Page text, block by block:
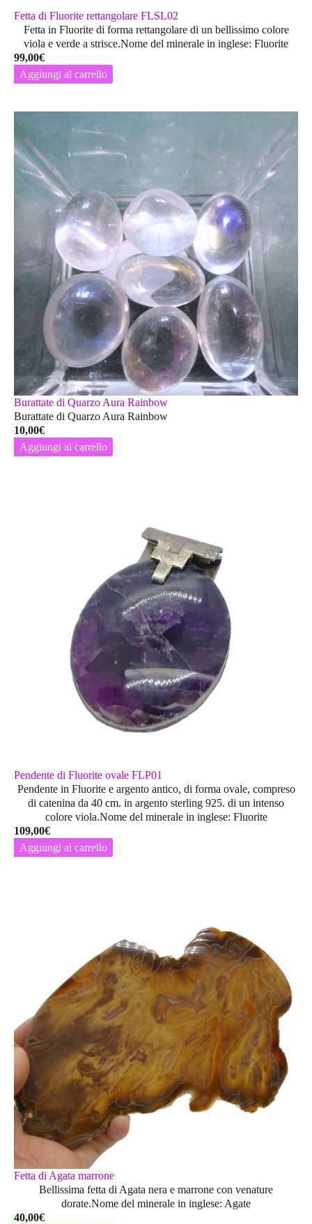
Fetta di Fluorite rettangolare FLSL02
Fetta in Fluorite di forma rettangolare di un bellissimo colore
viola e verde a strisce.Nome del minerale in inglese: Fluorite
99,00€
Aggiungi al carrello
Burattate di Quarzo Aura Rainbow
Burattate di Quarzo Aura Rainbow
10,00€
Aggiungi al carrello
Pendente di Fluorite ovale FLP01
Pendente in Fluorite e argento antico, di forma ovale, compreso
di catenina da 40 cm. in argento sterling 925. di un intenso
colore viola.Nome del minerale in inglese: Fluorite
109,00€
Aggiungi al carrello
Fetta di Agata marrone
Bellissima fetta di Agata nera e marrone con venature
dorate.Nome del minerale in inglese: Agate
40,00€